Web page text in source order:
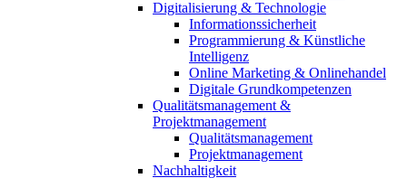
Digitalisierung & Technologie
Informationssicherheit
Programmierung & Künstliche
Intelligenz
Online Marketing & Onlinehandel
Digitale Grundkompetenzen
Qualitätsmanagement &
Projektmanagement
Qualitätsmanagement
Projektmanagement
Nachhaltigkeit